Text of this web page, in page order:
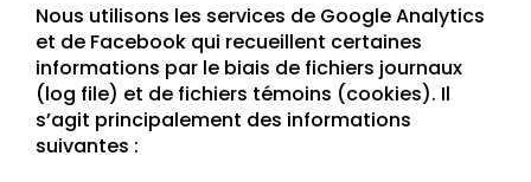
Nous utilisons les services de Google Analytics
et de Facebook qui recueillent certaines
informations par le biais de fichiers journaux
(log file) et de fichiers témoins (cookies). Il
s’agit principalement des informations
suivantes :